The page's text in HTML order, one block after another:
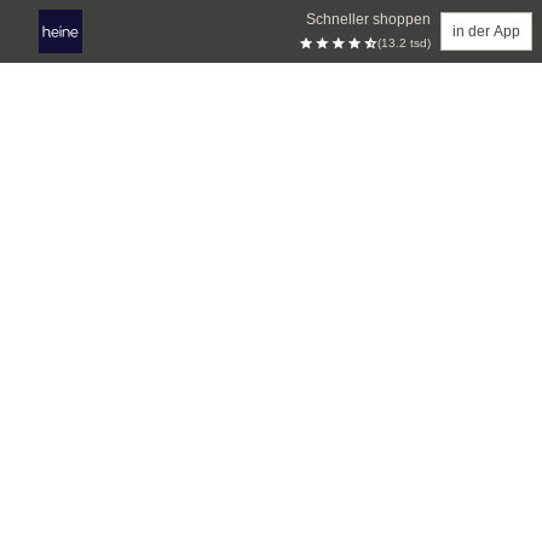
Schneller shoppen
(13.2 tsd)
in der App